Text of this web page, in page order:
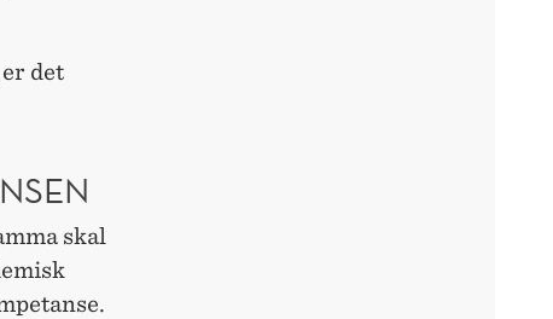
det
skal